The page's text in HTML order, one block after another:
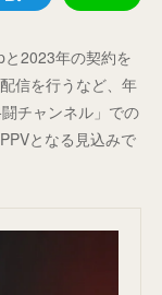
2023年の契約を
信を行うなど、年
チャンネル」での
となる見込みで